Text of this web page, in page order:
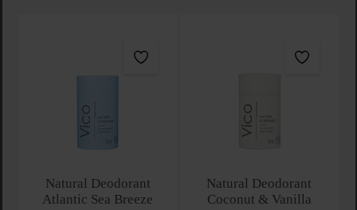
Natural Deodorant
Atlantic Sea Breeze
Natural Deodorant
Coconut & Vanilla